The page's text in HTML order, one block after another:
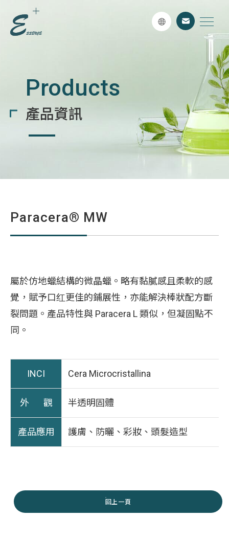
Products
產品資訊
Paracera® MW
屬於仿地蠟結構的微晶蠟。略有黏膩感且柔軟的感
覺，賦予口红更佳的鋪展性，亦能解決棒狀配方斷
裂問題。產品特性與 Paracera L 類似，但凝固點不
同。
INCI Cera Microcristallina
外 觀 半透明固體
產品應用 護膚、防曬、彩妝、頭髮造型
回上一頁